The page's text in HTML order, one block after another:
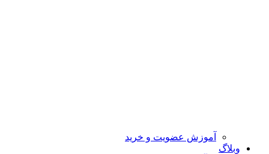
آموزش عضویت و خرید
وبلاگ